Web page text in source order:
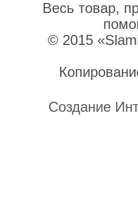
Весь товар,
© 2015
Создание